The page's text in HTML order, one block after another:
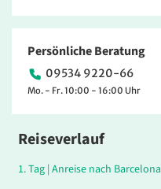
Reiseverlauf
1.Tag | Anreise nach Barcelona
Persönliche Beratung
09534 9220-66
Mo. - Fr. 10:00 - 16:00 Uhr